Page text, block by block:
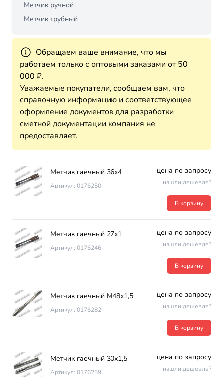
Метчик ручной
Метчик трубный
Обращаем ваше внимание, что мы
работаем только с оптовыми заказами от 50
000 ₽.
Уважаемые покупатели, сообщаем вам, что
справочную информацию и соответствующее
оформление документов для разработки
сметной документации компания не
предоставляет.
Метчик гаечный 36х4
Артикул: 0176250
цена по запросу
нашли дешевле?
В корзину
Метчик гаечный 27х1
Артикул: 0176246
цена по запросу
нашли дешевле?
В корзину
Метчик гаечный М48х1,5
Артикул: 0176282
цена по запросу
нашли дешевле?
В корзину
Метчик гаечный 30х1,5
Артикул: 0176259
цена по запросу
нашли дешевле?